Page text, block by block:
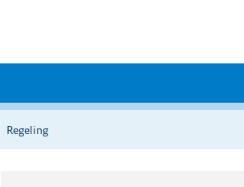
Regeling